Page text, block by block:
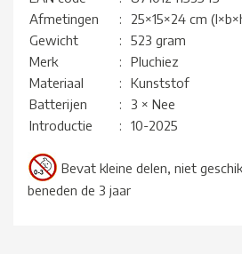
Afmetingen
:
25×15×24 cm
Gewicht
:
523 gram
Merk
:
Pluchiez
Materiaal
:
Kunststof
Batterijen
:
3 × Nee
Introductie
: 10-2025
Bevat kleine delen, niet
beneden de 3 jaar